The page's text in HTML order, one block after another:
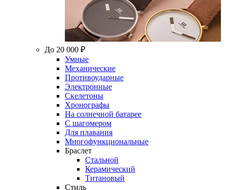
До 20 000 ₽
Умные
Механические
Противоударные
Электронные
Скелетоны
Хронографы
На солнечной батарее
С шагомером
Для плавания
Многофункциональные
Браслет
Стальной
Керамический
Титановый
Стиль